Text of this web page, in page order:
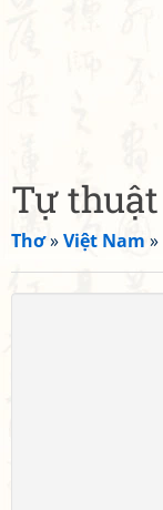
Tự thuật
Thơ»Việt Nam »